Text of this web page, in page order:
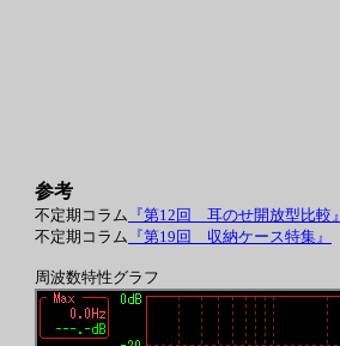
参考
不定期コラム 『第12回 耳のせ開放型比較』
不定期コラム 『第19回 収納ケース特集』
周波数特性グラフ